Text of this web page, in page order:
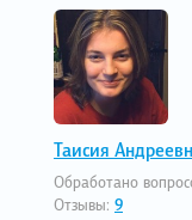
Таисия
Обработано
Отзывы: 9